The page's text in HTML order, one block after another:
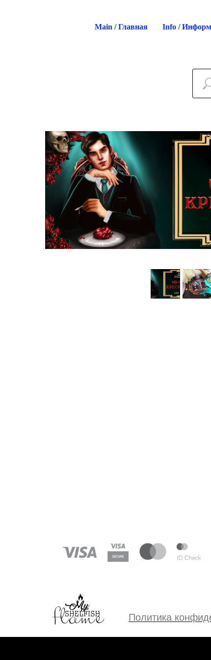
Main / Главная Info /
Политика